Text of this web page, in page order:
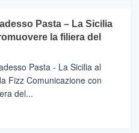
Pasta – La Sicilia
la filiera del
Pasta - La Sicilia al
Fizz Comunicazione con
del...